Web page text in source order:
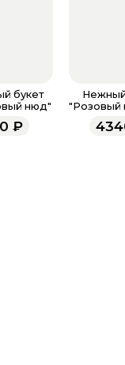
букет
нюд"
₽
"Розовый